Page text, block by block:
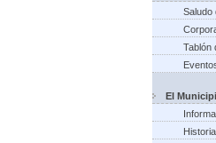
Saludo
Tablón
El
Historia